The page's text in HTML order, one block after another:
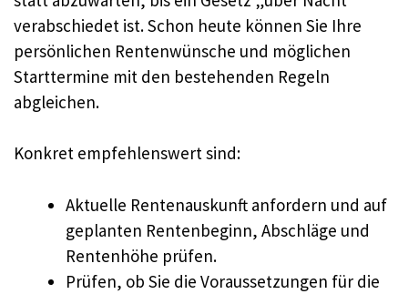
verabschiedet ist. Schon heute können Sie Ihre
persönlichen Rentenwünsche und möglichen
Starttermine mit den bestehenden Regeln
abgleichen.
Konkret empfehlenswert sind:
Aktuelle Rentenauskunft anfordern und auf
geplanten Rentenbeginn, Abschläge und
Rentenhöhe prüfen.
Prüfen, ob Sie die Voraussetzungen für die